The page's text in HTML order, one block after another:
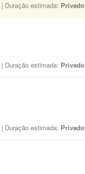
| Duração estimada: Privado
| Duração estimada: Privado
| Duração estimada: Privado